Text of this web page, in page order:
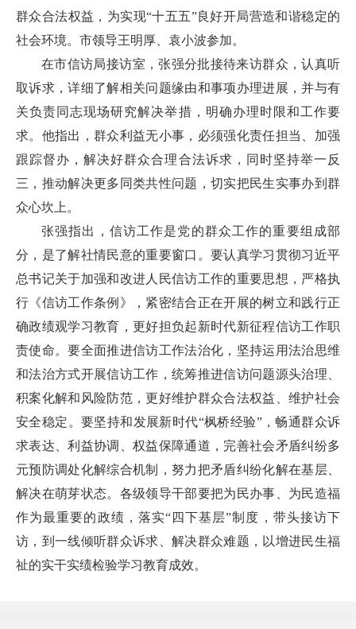
群众合法权益，为实现“十五五”良好开局营造和谐稳定的
社会环境。市领导王明厚、袁小波参加。
在市信访局接访室，张强分批接待来访群众，认真听
取诉求，详细了解相关问题缘由和事项办理进展，并与有
关负责同志现场研究解决举措，明确办理时限和工作要
求。他指出，群众利益无小事，必须强化责任担当、加强
跟踪督办，解决好群众合理合法诉求，同时坚持举一反
三，推动解决更多同类共性问题，切实把民生实事办到群
众心坎上。
张强指出，信访工作是党的群众工作的重要组成部
分，是了解社情民意的重要窗口。要认真学习贯彻习近平
总书记关于加强和改进人民信访工作的重要思想，严格执
行《信访工作条例》，紧密结合正在开展的树立和践行正
确政绩观学习教育，更好担负起新时代新征程信访工作职
责使命。要全面推进信访工作法治化，坚持运用法治思维
和法治方式开展信访工作，统筹推进信访问题源头治理、
积案化解和风险防范，更好维护群众合法权益、维护社会
安全稳定。要坚持和发展新时代“枫桥经验”，畅通群众诉
求表达、利益协调、权益保障通道，完善社会矛盾纠纷多
元预防调处化解综合机制，努力把矛盾纠纷化解在基层、
解决在萌芽状态。各级领导干部要把为民办事、为民造福
作为最重要的政绩，落实“四下基层”制度，带头接访下
访，到一线倾听群众诉求、解决群众难题，以增进民生福
祉的实干实绩检验学习教育成效。